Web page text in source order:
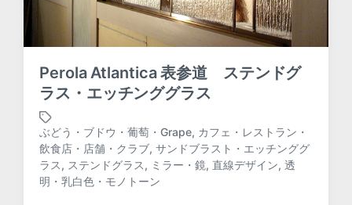
Perola Atlantica 表参道 ステンドグ
ラス・エッチンググラス
T
a
g
ぶどう・ブドウ・葡萄・Grape, カフェ・レストラン・
飲食店・店舗・クラブ, サンドブラスト・エッチンググ
ラス, ステンドグラス, ミラー・鏡, 直線デザイン, 透
明・乳白色・モノトーン